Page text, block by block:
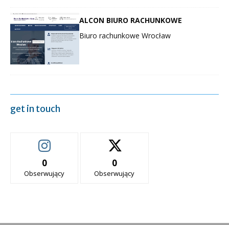
ALCON BIURO RACHUNKOWE
Biuro rachunkowe Wrocław
get in touch
0
Obserwujący
0
Obserwujący